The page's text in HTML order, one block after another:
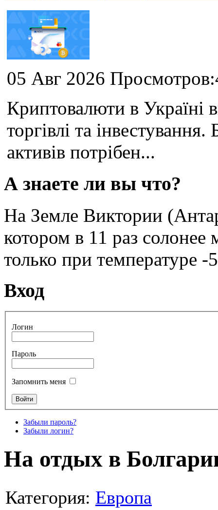
05 Авг 2026
Криптовалюти в Україні
торгівлі та
активів потрібен...
А знаете ли вы что?
На Земле Виктории
котором в 11 раз
только при температуре -
Вход
Логин
Пароль
Запомнить меня
Забыли пароль?
Забыли логин?
На отдых в
Категория: Европа